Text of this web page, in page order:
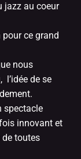
jazz au coeur
ce grand
nous
l’idée de se
spectacle
innovant et
toutes